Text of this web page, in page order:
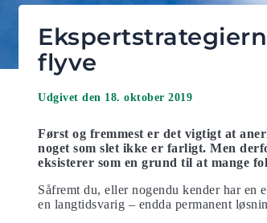
flyve
Udgivet den 18. oktober 2019
Først og fremmest er det vigtigt at
noget som slet ikke er farligt. Men
eksisterer som en grund til at mange
Såfremt du, eller nogendu kender har en
en langtidsvarig – endda permanent